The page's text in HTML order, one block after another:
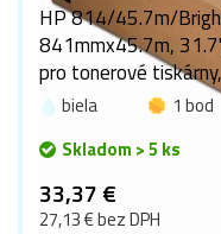
HP 814/45.7m/
841mmx45.7m,
pro tonerové
biela
1 bod
Skladom > 5 ks
33,37 €
27,13 € bez DPH